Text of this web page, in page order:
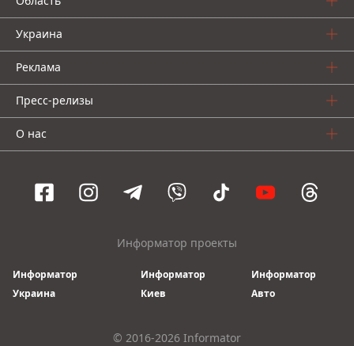
Украина
Реклама
Пресс-релизы
О нас
Информатор проекты
Информатор
Украина
Информатор
Киев
Информатор
Авто
© 2016-2026 Informator